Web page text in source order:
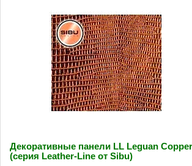
Декоративные панели LL Leguan Copper
(серия Leather-Line от Sibu)